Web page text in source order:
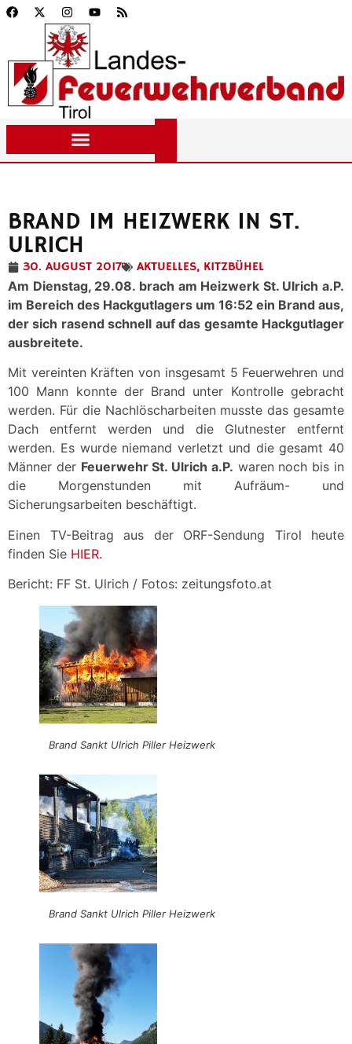
BRAND IM HEIZWERK IN ST.
ULRICH
30. AUGUST 2017 AKTUELLES, KITZBÜHEL
Am Dienstag, 29.08. brach am Heizwerk St. Ulrich a.P.
im Bereich des Hackgutlagers um 16:52 ein Brand aus,
der sich rasend schnell auf das gesamte Hackgutlager
ausbreitete.
Mit vereinten Kräften von insgesamt 5 Feuerwehren und
100 Mann konnte der Brand unter Kontrolle gebracht
werden. Für die Nachlöscharbeiten musste das gesamte
Dach entfernt werden und die Glutnester entfernt
werden. Es wurde niemand verletzt und die gesamt 40
Männer der Feuerwehr St. Ulrich a.P. waren noch bis in
die Morgenstunden mit Aufräum- und
Sicherungsarbeiten beschäftigt.
Einen TV-Beitrag aus der ORF-Sendung Tirol heute
finden Sie HIER.
Bericht: FF St. Ulrich / Fotos: zeitungsfoto.at
Brand Sankt Ulrich Piller Heizwerk
Brand Sankt Ulrich Piller Heizwerk